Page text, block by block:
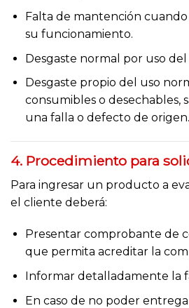
Falta de mantención cuando
su funcionamiento.
Desgaste normal por uso
Desgaste propio del uso
consumibles o desechables,
una falla o defecto de origen.
4. Procedimiento para
Para ingresar un producto a
el cliente deberá:
Presentar comprobante de
que permita acreditar la
Informar detalladamente la
En caso de no poder